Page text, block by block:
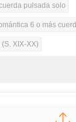
pulsada solo
6 o más
XIX-XX)